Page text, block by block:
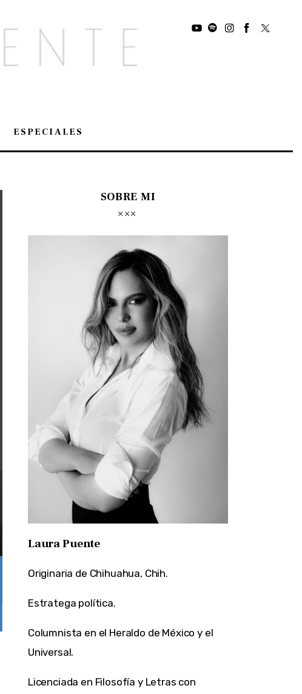
ESPECIALES
SOBRE MI
Laura Puente
Originaria de Chihuahua, Chih.
Estratega política.
Columnista en el Heraldo de México y el
Universal.
Licenciada en Filosofía y Letras con